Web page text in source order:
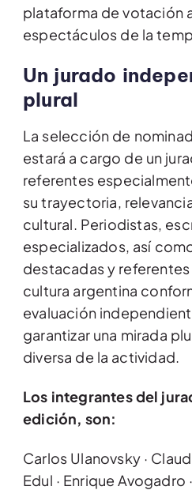
plataforma de votación
espectáculos de la
Un jurado
plural
La selección de
estará a cargo de un
referentes
su trayectoria,
cultural. Periodistas,
especializados, así
destacadas y
cultura argentina
evaluación
garantizar una mirada
diversa de la actividad.
Los integrantes del
edición, son:
Carlos Ulanovsky ·
Edul · Enrique Avogadro